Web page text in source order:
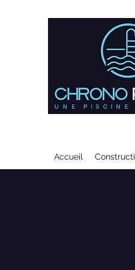
Accueil